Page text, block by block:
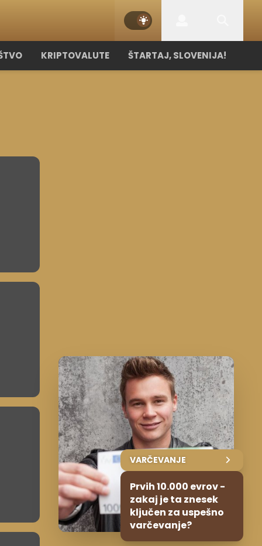
KRIPTOVALUTE ŠTARTAJ, SLOVENIJA!
VARČEVANJE
Prvih 10.000 evrov -
zakaj je ta znesek
ključen za uspešno
varčevanje?